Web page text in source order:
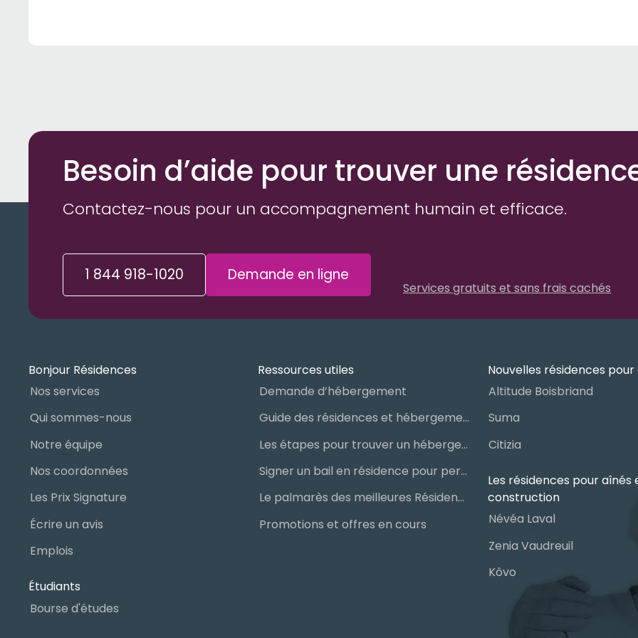
Besoin d’aide pour trouver une
Contactez-nous pour un accompagnement humain et efficace.
1 844 918-1020 Demande en ligne
Services gratuits et sans frais cachés
Bonjour Résidences
Nos services
Qui sommes-nous
Notre équipe
Nos coordonnées
Les Prix Signature
Écrire un avis
Emplois
Étudiants
Bourse d'études
Ressources utiles
Demande d’hébergement
Guide des résidences et hébergements pour aînés
Les étapes pour trouver un hébergement public ou privé
Signer un bail en résidence pour personnes âgées (RPA) : ce qu’il faut savoir
Le palmarès des meilleures Résidences Privées pour Aînés (RPA)
Promotions et offres en cours
Nouvelles résidences pour
Altitude Boisbriand
Suma
Citizia
Les résidences pour aînés
construction
Névéa Laval
Zenia Vaudreuil
Kôvo